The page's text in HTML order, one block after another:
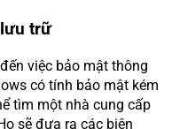
trữ
việc bảo mật thông
có tính bảo mật kém
tìm một nhà cung cấp
sẽ đưa ra các biện